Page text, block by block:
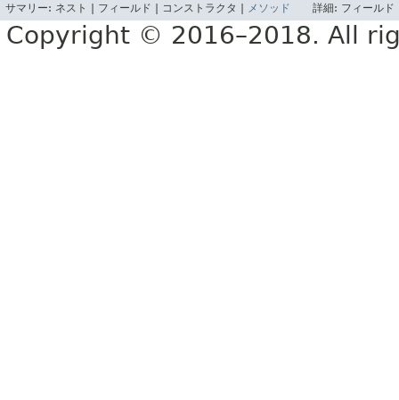
サマリー: ネスト | フィールド | コンストラクタ | メソッド 詳細: フィール
Copyright © 2016–2018. All